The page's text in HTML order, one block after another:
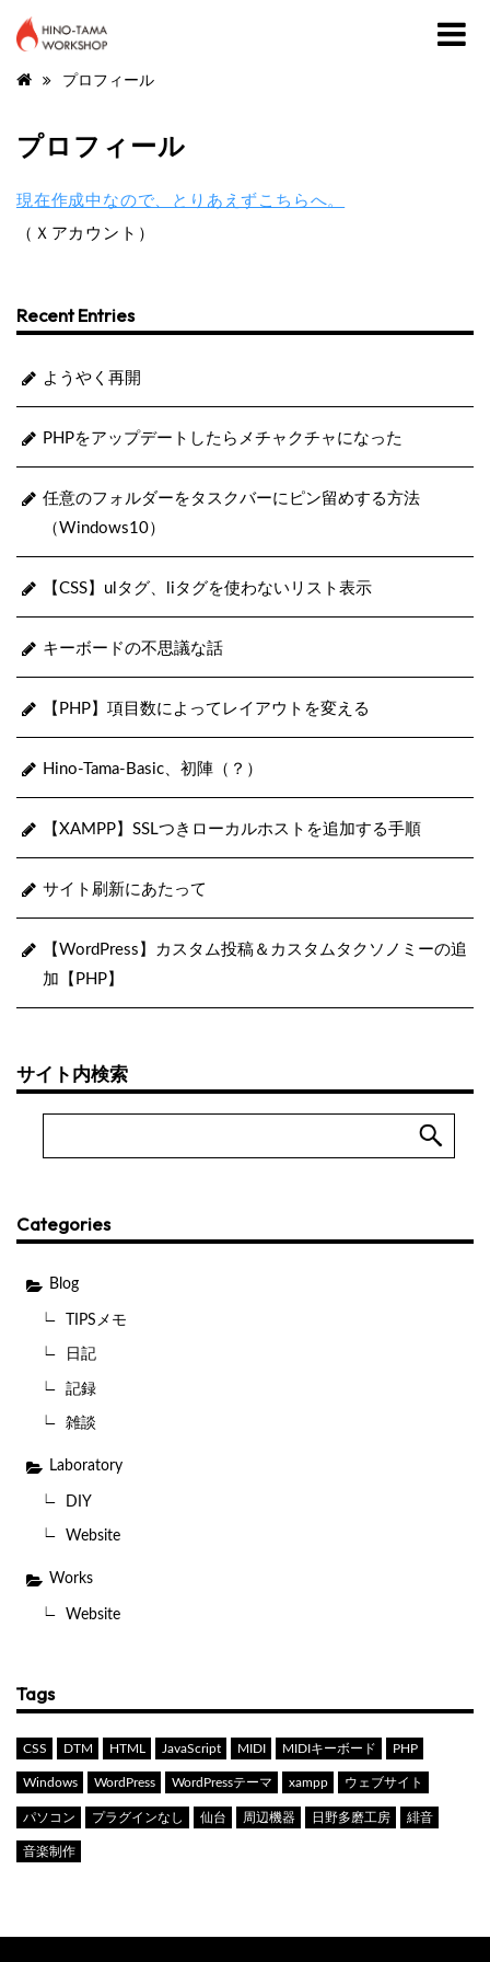
プロフィール
プロフィール
現在作成中なので、とりあえずこちらへ。
（Ｘアカウント）
Recent Entries
ようやく再開
PHPをアップデートしたらメチャクチャになった
任意のフォルダーをタスクバーにピン留めする方法
（Windows10）
【CSS】ulタグ、liタグを使わないリスト表示
キーボードの不思議な話
【PHP】項目数によってレイアウトを変える
Hino-Tama-Basic、初陣（？）
【XAMPP】SSLつきローカルホストを追加する手順
サイト刷新にあたって
【WordPress】カスタム投稿＆カスタムタクソノミーの追
加【PHP】
サイト内検索
Categories
Blog
TIPSメモ
日記
記録
雑談
Laboratory
DIY
Website
Works
Website
Tags
CSS DTM HTML JavaScript MIDI MIDIキーボード PHP
Windows WordPress WordPressテーマ xampp ウェブサイト
パソコン プラグインなし 仙台 周辺機器 日野多磨工房 緋音
音楽制作